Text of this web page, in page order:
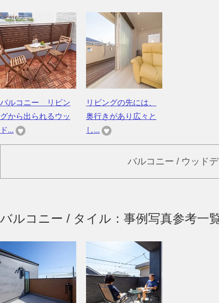
バルコニー リビン
グから出られるウッ
ド...
リビングの先には、
奥行きがあり広々と
し...
バルコニー / ウッド
バルコニー / タイル：事例写真参考一